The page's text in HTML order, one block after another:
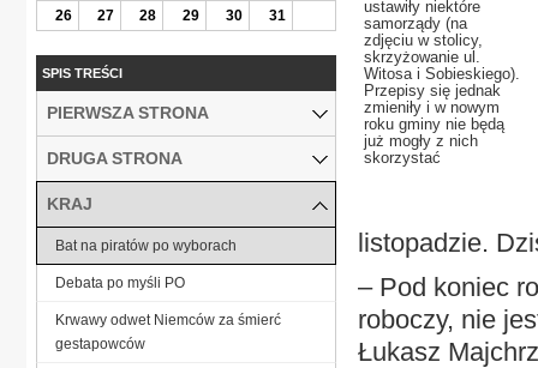
ustawiły niektóre
samorządy (na
zdjęciu w stolicy,
skrzyżowanie ul.
Witosa i Sobieskiego).
Przepisy się jednak
zmieniły i w nowym
roku gminy nie będą
już mogły z nich
skorzystać
listopadzie.
– Pod koniec
roboczy, nie
Łukasz
26
27 28 29 30 31
SPIS TREŚCI
PIERWSZA STRONA
DRUGA STRONA
KRAJ
Bat na piratów po wyborach
Debata po myśli PO
Krwawy odwet Niemców za śmierć
gestapowców